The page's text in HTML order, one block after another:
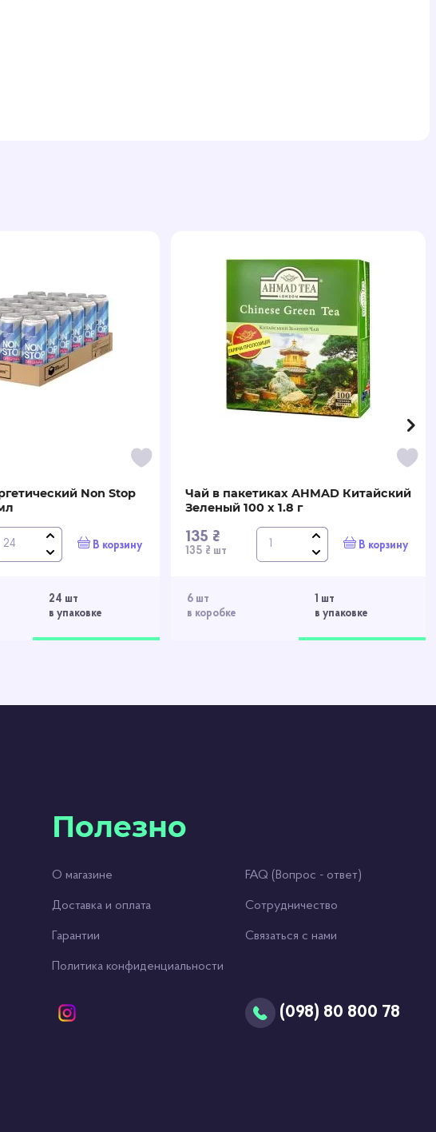
24 шт
в упаковке
Non Stop
В корзину
6 шт
в коробке
1 шт
в упаковке
Чай в пакетиках AHMAD Китайский
Зеленый 100 х 1.8 г
135 ₴
135 ₴ шт В корзину
Полезно
О магазине FAQ (Вопрос - ответ)
Доставка и оплата Сотрудничество
Гарантии Связаться с нами
Политика конфиденциальности
(098) 80 800 78